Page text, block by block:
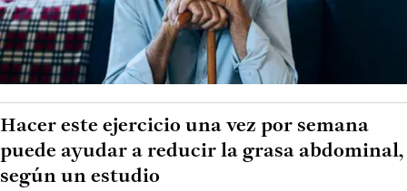
Hacer este ejercicio una vez por semana
puede ayudar a reducir la grasa abdominal,
según un estudio